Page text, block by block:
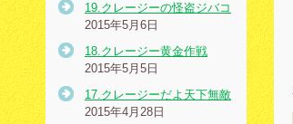
19.クレージーの怪盗ジバコ
2015年5月6日
18.クレージー黄金作戦
2015年5月5日
17.クレージーだよ天下無敵
2015年4月28日